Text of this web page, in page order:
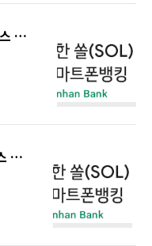
신한 쏠퀴즈 4월3일 야구SOL 플러스 출석(위드)플레이OX 정답 모음
신한 쏠퀴즈 4월2일 야구SOL 플러스 출석(위드)플레이OX 정답 모음